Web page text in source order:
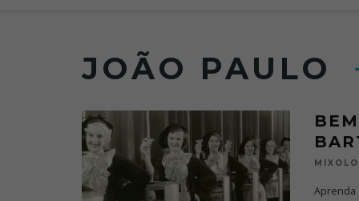
JOÃO PAULO
Aprenda